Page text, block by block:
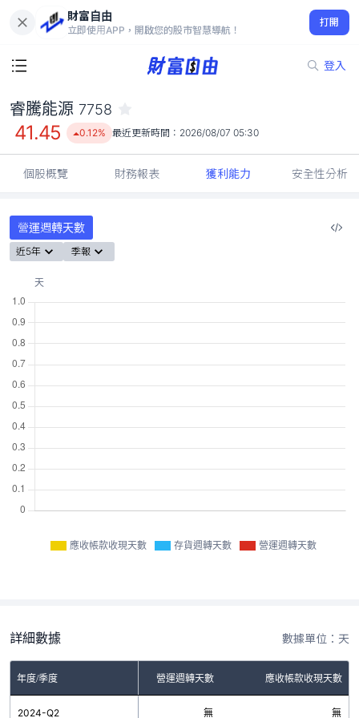
財富自由
立即使用APP，開啟您的股市智慧導航！
打開
登入
41.45
0.12%
睿騰能源 7758
41.45 0.12% 最近更新時間： 2026/08/07 05:30
個股概覽 財務報表 獲利能力 安全性分析
營運週轉天數
近5年 季報
應收帳款收現天數 存貨週轉天數 營運週轉天數
詳細數據 數據單位：天
年度/季度
存貨週轉天數 營運週轉天數 應收帳款收現天數
2024-Q2 無 無